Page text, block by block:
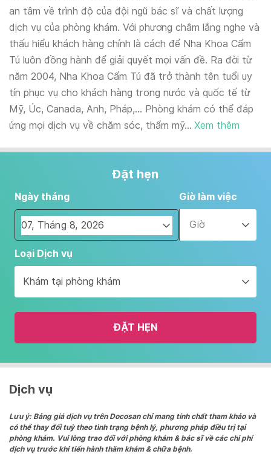
an tâm về trình độ của đội ngũ bác sĩ và chất lượng
dịch vụ của phòng khám. Với phương châm lắng nghe và
thấu hiểu khách hàng chính là cách để Nha Khoa Cẩm
Tú luôn đồng hành để giải quyết mọi vấn đề. Ra đời từ
năm 2004, Nha Khoa Cẩm Tú đã trở thành tên tuổi uy
tín phục vụ cho khách hàng trong nước và quốc tế từ
Mỹ, Úc, Canada, Anh, Pháp,... Phòng khám có thể đáp
ứng mọi dịch vụ về chăm sóc, thẩm mỹ... Xem thêm
Đặt hẹn
Ngày tháng
Navigate
forward
interact
with
the
and
date.
the
question
mark
Giờ làm việc
Giờ
Loại Dịch vụ
Khám tại phòng khám
ĐẶT HẸN
Dịch vụ
Lưu ý: Bảng giá dịch vụ trên Docosan chỉ mang tính chất tham khảo và
có thể thay đổi tuỳ theo tình trạng bệnh lý, phương pháp điều trị tại
phòng khám. Vui lòng trao đổi với phòng khám & bác sĩ về các chi phí
dịch vụ trước khi tiến hành thăm khám & chữa bệnh.